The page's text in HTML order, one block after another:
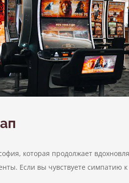
которая продолжает
Если вы чувствуете симпатию